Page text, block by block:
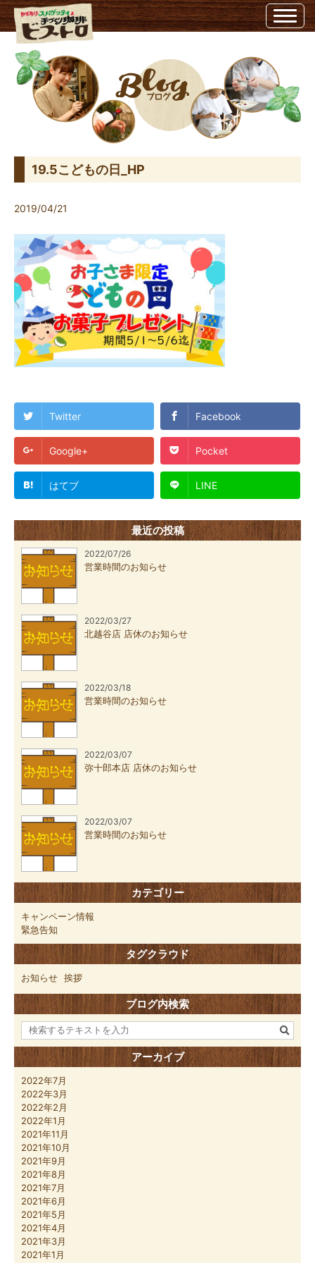
19.5こどもの日_HP | ビストロ埼玉県越谷市のビストロ
19.5こどもの日_HP
2019/04/21
Twitter Facebook
Google+ Pocket
はてブ LINE
最近の投稿
2022/07/26
営業時間のお知らせ
2022/03/27
北越谷店 店休のお知らせ
2022/03/18
営業時間のお知らせ
2022/03/07
弥十郎本店 店休のお知らせ
2022/03/07
営業時間のお知らせ
カテゴリー
キャンペーン情報
緊急告知
タグクラウド
お知らせ 挨拶
ブログ内検索
アーカイブ
2022年7月
2022年3月
2022年2月
2022年1月
2021年11月
2021年10月
2021年9月
2021年8月
2021年7月
2021年6月
2021年5月
2021年4月
2021年3月
2021年1月